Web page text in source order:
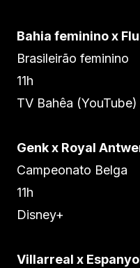
Bahia feminino x
Brasileirão feminino
11h
TV Bahêa (YouTube)
Genk x Royal
Campeonato Belga
11h
Disney+
Villarreal x